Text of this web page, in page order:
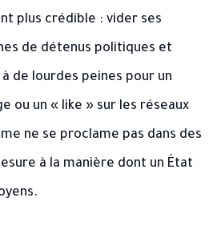
plus crédible : vider ses
de détenus politiques et
de lourdes peines pour un
ou un « like » sur les réseaux
ne se proclame pas dans des
à la manière dont un État